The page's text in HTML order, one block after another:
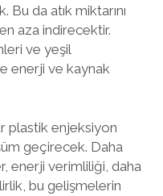
Bu da atık miktarını
aza indirecektir.
ve yeşil
enerji ve kaynak
plastik enjeksiyon
geçirecek. Daha
enerji verimliliği, daha
bu gelişmelerin